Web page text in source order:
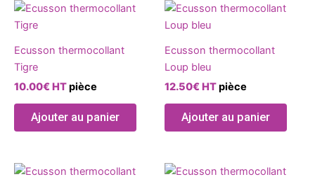
Ecusson thermocollant
Tigre
10.00€HTpièce
Ajouter au panier
Ecusson thermocollant
Loup bleu
12.50€HTpièce
Ajouter au panier